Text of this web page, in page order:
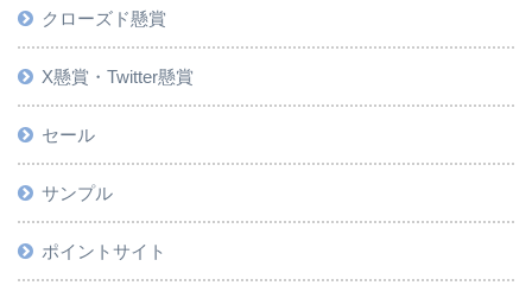
クローズド懸賞
X懸賞・Twitter懸賞
セール
サンプル
ポイントサイト